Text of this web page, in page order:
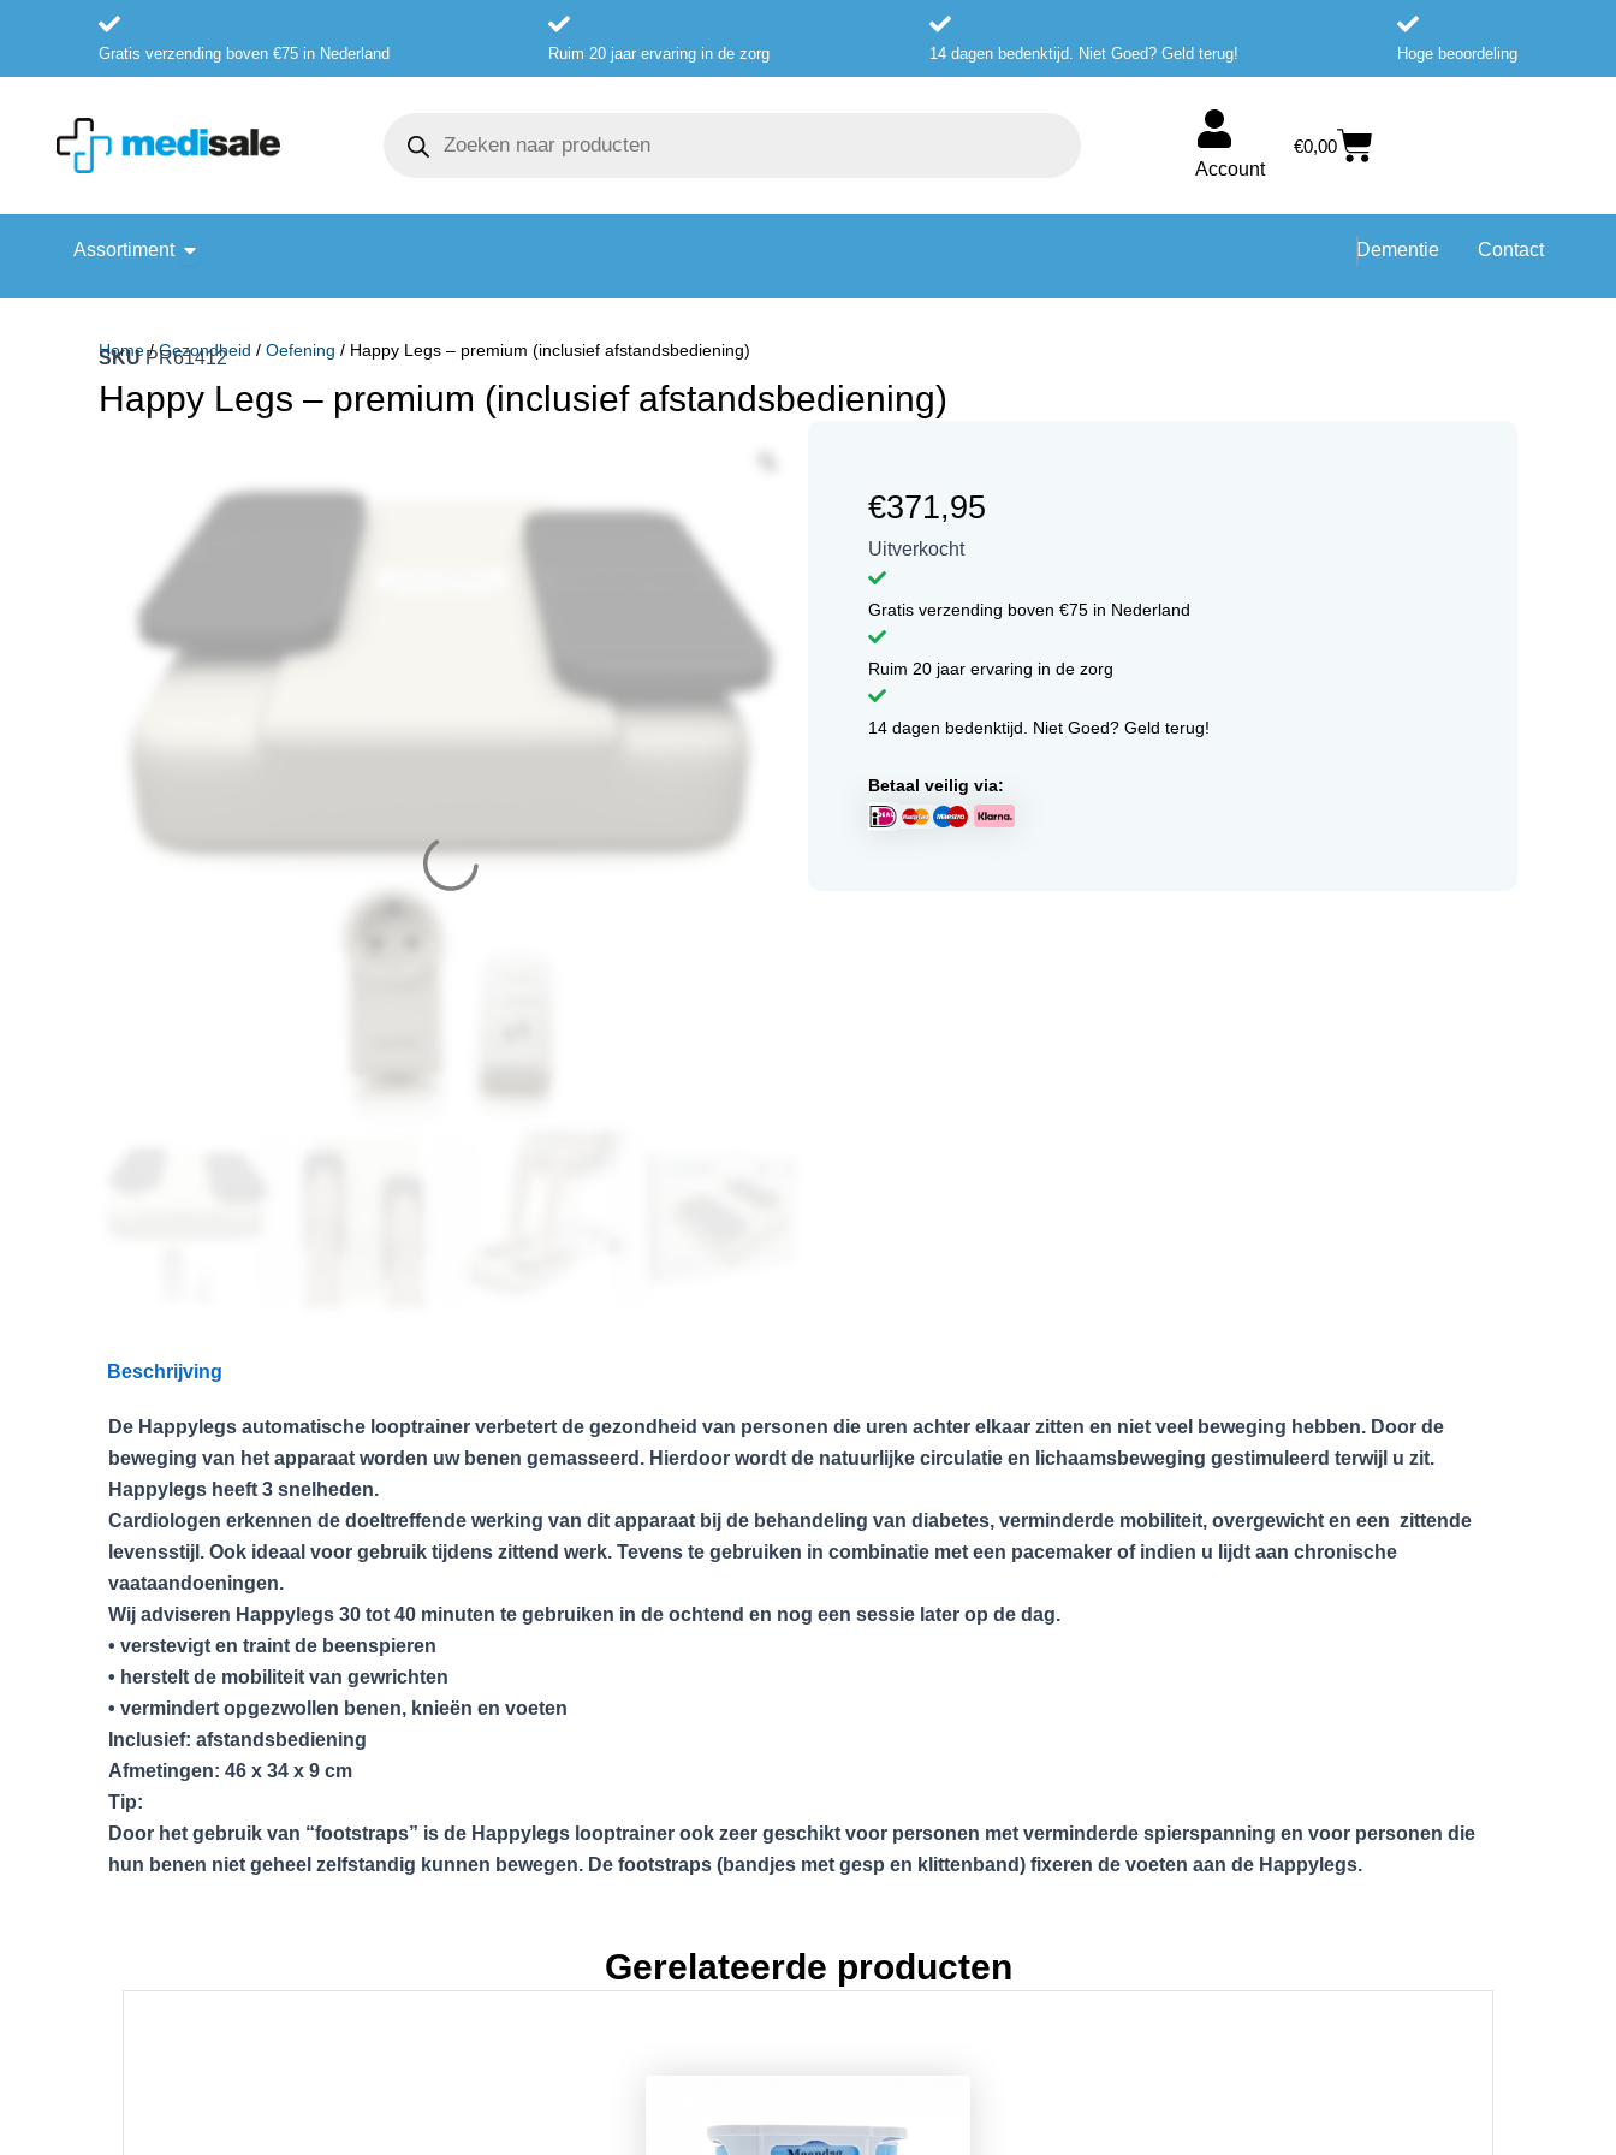
de
Gratis verzending boven €75 in Nederland Ruim 20 jaar ervaring in de zorg 14 dagen bedenktijd. Niet Goed? Geld terug! Hoge beoordeling
zoeken
Account
€0,00Winkelwagen
Assortiment Open Assortiment Dementie Contact
Home/Gezondheid / Oefening / Happy Legs – premium (inclusief afstandsbediening)
SKUPR61412
Happy Legs – premium (inclusief afstandsbediening)
€371,95
Uitverkocht
Gratis verzending boven €75 in Nederland
Ruim 20 jaar ervaring in de zorg
14 dagen bedenktijd. Niet Goed? Geld terug!
Betaal veilig via:
Beschrijving
De Happylegs automatische looptrainer verbetert de gezondheid van personen die uren achter elkaar zitten en niet veel beweging hebben. Door de
beweging van het apparaat worden uw benen gemasseerd. Hierdoor wordt de natuurlijke circulatie en lichaamsbeweging gestimuleerd terwijl u zit.
Happylegs heeft 3 snelheden.
Cardiologen erkennen de doeltreffende werking van dit apparaat bij de behandeling van diabetes, verminderde mobiliteit, overgewicht en een zittende
levensstijl. Ook ideaal voor gebruik tijdens zittend werk. Tevens te gebruiken in combinatie met een pacemaker of indien u lijdt aan chronische
vaataandoeningen.
Wij adviseren Happylegs 30 tot 40 minuten te gebruiken in de ochtend en nog een sessie later op de dag.
• verstevigt en traint de beenspieren
• herstelt de mobiliteit van gewrichten
• vermindert opgezwollen benen, knieën en voeten
Inclusief: afstandsbediening
Afmetingen: 46 x 34 x 9 cm
Tip:
Door het gebruik van “footstraps” is de Happylegs looptrainer ook zeer geschikt voor personen met verminderde spierspanning en voor personen die
hun benen niet geheel zelfstandig kunnen bewegen. De footstraps (bandjes met gesp en klittenband) fixeren de voeten aan de Happylegs.
Gerelateerde producten